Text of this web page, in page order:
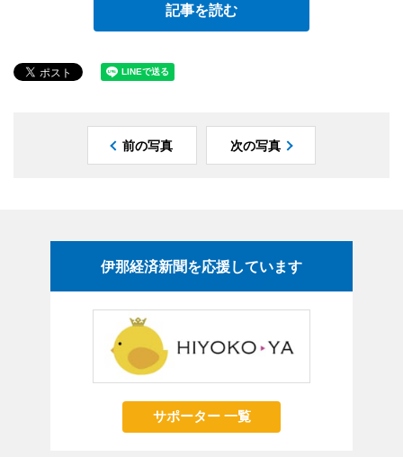
記事を読む
前の写真 次の写真
伊那経済新聞を応援しています
サポーター 一覧